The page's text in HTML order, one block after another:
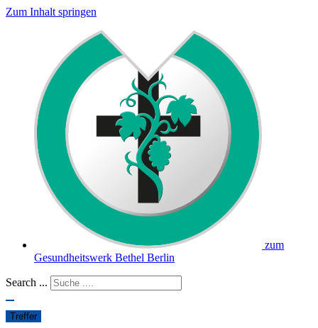
Zum Inhalt springen
zum
Gesundheitswerk Bethel Berlin
Search ...
Treffer